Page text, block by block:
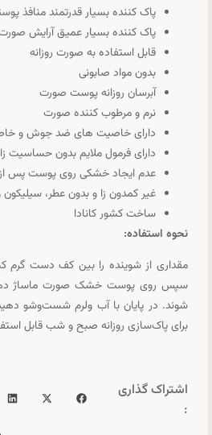
پاک کننده بسیار قدرتمند منافذ
پاک کننده بسیار عمیق آرایش
قابل استفاده به صورت روزانه
بدون مواد صابونی
آبرسان روزانه پوست صورت
نرم و مرطوب کننده صورت
دارای خاصیت های ضد جوش و
دارای فرمول ملایم بدون حساسیت
عدم ایجاد خشکی روی پوست پس
غیر کمدون زا و بدون عطر،
ساخت کشور کانادا
نحوه استفاده:
مقداری از شوینده را بین کف دست گرم
سپس روی پوست خشک صورت ماساژ
شوند. در پایان با آب ولرم شست‌وشو
برای پاک‌سازی روزانه صبح و شب قابل
اشتراک گذاری
: